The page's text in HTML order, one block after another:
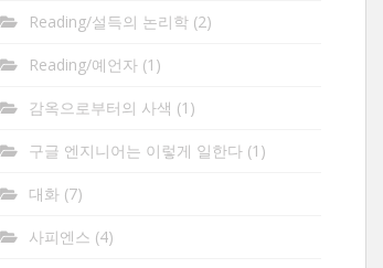
Reading/설득의 논리학(2)
Reading/예언자(1)
감옥으로부터의 사색 (1)
구글 엔지니어는 이렇게 일한다(1)
대화(7)
사피엔스 (4)